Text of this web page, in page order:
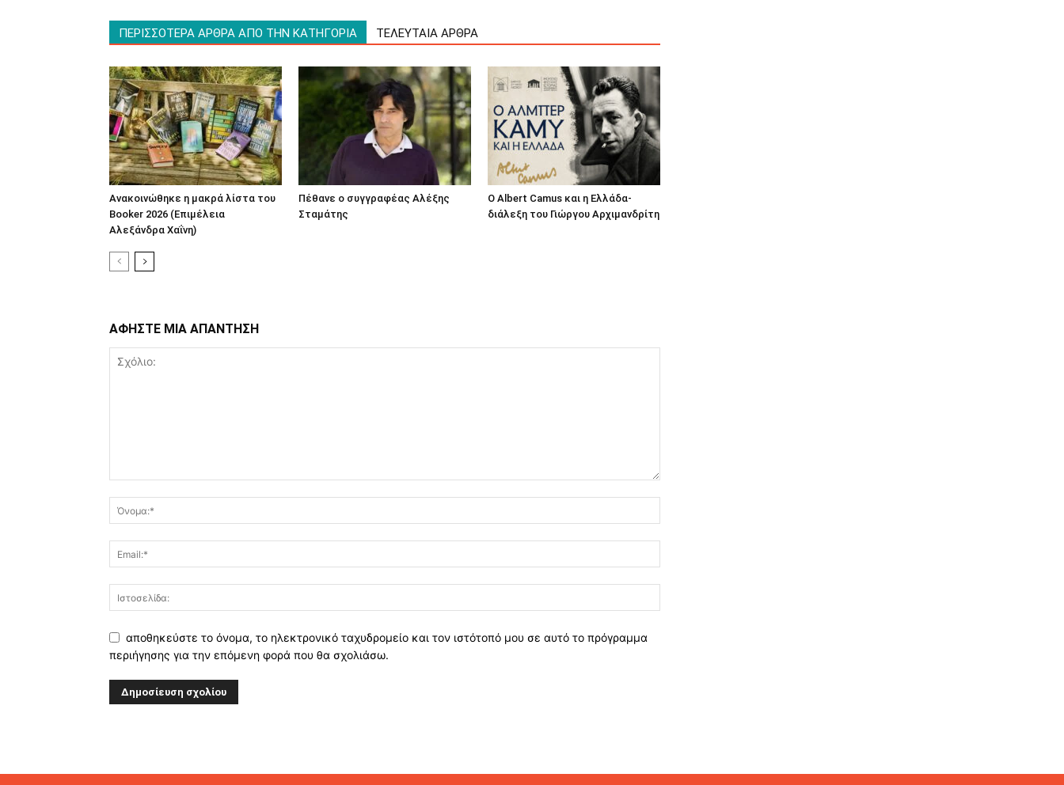
ΠΕΡΙΣΣΟΤΕΡΑ ΑΡΘΡΑ ΑΠΟ ΤΗΝ ΚΑΤΗΓΟΡΙΑ ΤΕΛΕΥΤΑΙΑ ΑΡΘΡΑ
Ανακοινώθηκε η μακρά λίστα του
Booker 2026 (Επιμέλεια
Αλεξάνδρα Χαΐνη)
Πέθανε ο συγγραφέας Αλέξης
Σταμάτης
O Albert Camus και η Ελλάδα-
διάλεξη του Γιώργου Αρχιμανδρίτη
ΑΦΗΣΤΕ ΜΙΑ ΑΠΑΝΤΗΣΗ
αποθηκεύστε το όνομα, το ηλεκτρονικό ταχυδρομείο και τον ιστότοπό μου σε αυτό το πρόγραμμα
περιήγησης για την επόμενη φορά που θα σχολιάσω.